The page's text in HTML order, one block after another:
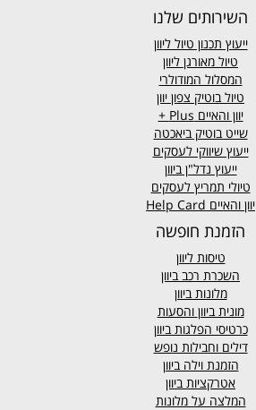
השירותים שלנו
ייעוץ תכנון טיול ליוון
טיול מאורגן ליוון
המסלול המודולרי
טיול בוטיק צפון יוון
יוון והאיים Plus +
שייט בוטיק ביאכטה
ייעוץ שיווקי לעסקים
ייעוץ נדל"ן ביוון
טיולי תמריץ לעסקים
יוון והאיים Help Card
הזמנת חופשה
טיסות ליוון
השכרת רכב ביוון
מלונות ביוון
מונית ביוון והסעות
כרטיסי הפלגות ביוון
דילים וחבילות נופש
הזמנת וילה ביוון
אטרקציות ביוון
המלצה על מלונות